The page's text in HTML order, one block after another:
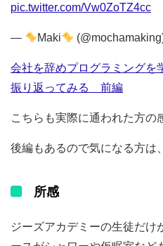
pic.twitter.com/Vw0ZoTZ4cc
— Maki
会社を辞めプログラミングを
振り返ってみる 前編
こちらも実際に通われた方の
後編もあるので気になる方は
所感
ジーズアカデミーの生徒だけ